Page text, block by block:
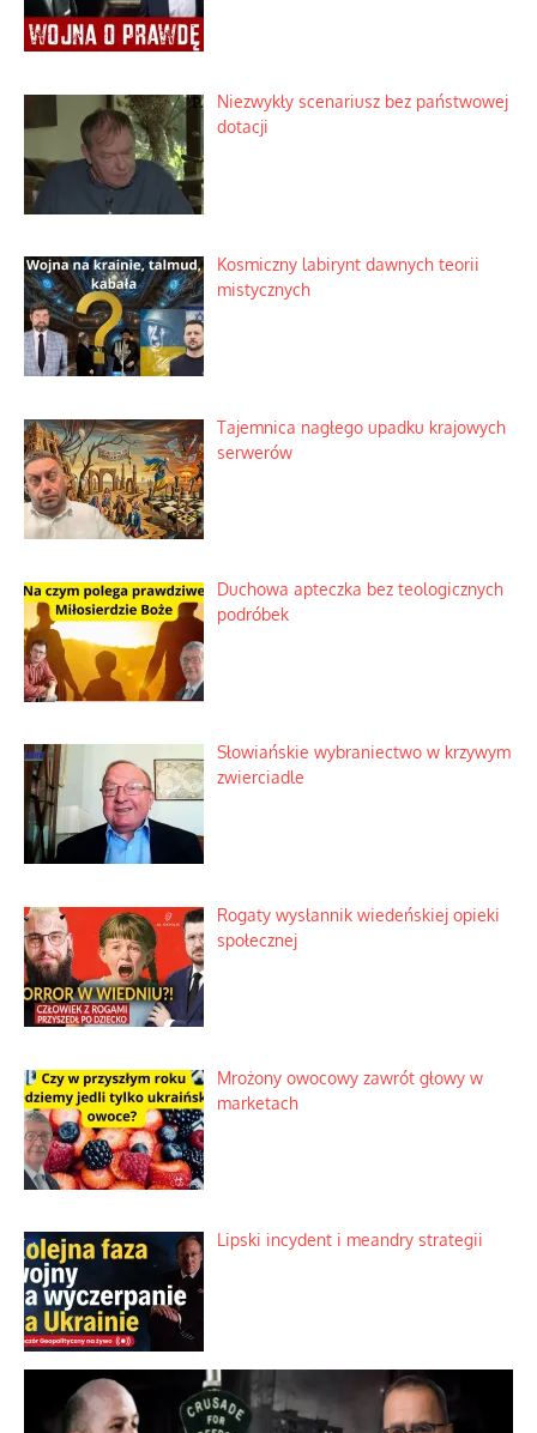
Niezwykły scenariusz bez państwowej
dotacji
Kosmiczny labirynt dawnych teorii
mistycznych
Tajemnica nagłego upadku krajowych
serwerów
Duchowa apteczka bez teologicznych
podróbek
Słowiańskie wybraniectwo w krzywym
zwierciadle
Rogaty wysłannik wiedeńskiej opieki
społecznej
Mrożony owocowy zawrót głowy w
marketach
Lipski incydent i meandry strategii